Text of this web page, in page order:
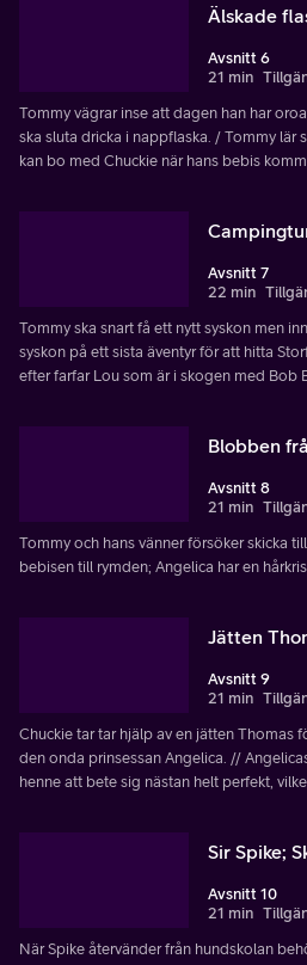
Älskade
Avsnitt 6
21 min
Tommy vägrar inse att dagen han har
ska sluta dricka i nappflaska. / Tommy lär
kan bo med Chuckie när hans bebis
Avsnitt 7
22 min
Tommy ska snart få ett nytt syskon men
syskon på ett sista äventyr för att hitta
efter farfar Lou som är i skogen med Bob
Blobben
Avsnitt 8
21 min
Tommy och hans vänner försöker skicka
bebisen till rymden; Angelica har en
Jätten
Avsnitt 9
21 min
Chuckie tar tar hjälp av en jätten Thomas
den onda prinsessan Angelica. //
henne att bete sig nästan helt perfekt,
Sir Spike;
Avsnitt 10
21 min
När Spike återvänder från hundskolan